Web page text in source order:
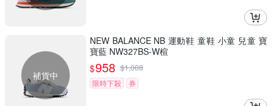
補貨中
NEW BALANCE NB 運動鞋 童鞋 小童 兒童 寶
寶藍 NW327BS-W楦
$958 $1,008
限時下殺
券